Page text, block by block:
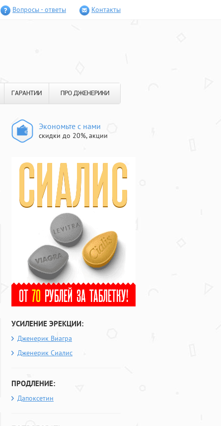
Вопросы - ответы Контакты
ГАРАНТИИ ПРО ДЖЕНЕРИКИ
Экономьте с нами
скидки до 20%, акции
УСИЛЕНИЕ ЭРЕКЦИИ:
Дженерик Виагра
Дженерик Сиалис
ПРОДЛЕНИЕ:
Дапоксетин